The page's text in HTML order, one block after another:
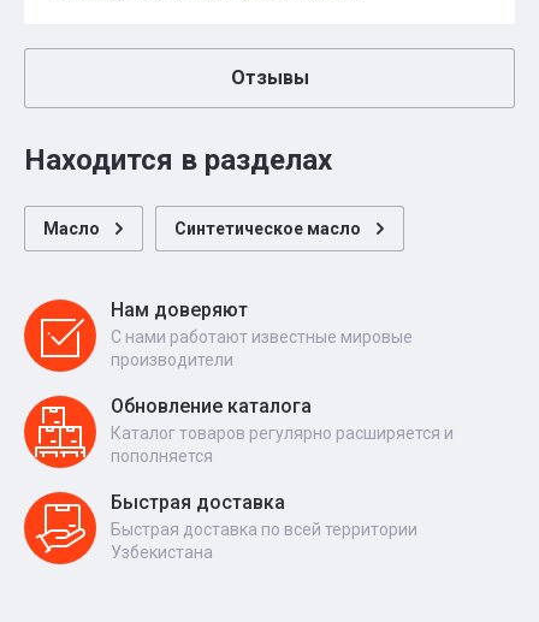
Отзывы
Находится в разделах
Масло Синтетическое масло
Нам доверяют
С нами работают известные мировые
производители
Обновление каталога
Каталог товаров регулярно расширяется и
пополняется
Быстрая доставка
Быстрая доставка по всей территории
Узбекистана